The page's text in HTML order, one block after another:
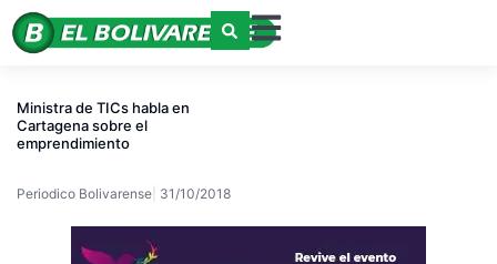
Ministra de TICs habla en
Cartagena sobre el
emprendimiento
Periodico Bolivarense 31/10/2018